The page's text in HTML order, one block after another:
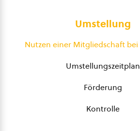
Umstellung
Nutzen einer Mitgliedschaft bei
Umstellungszeitplan
Förderung
Kontrolle